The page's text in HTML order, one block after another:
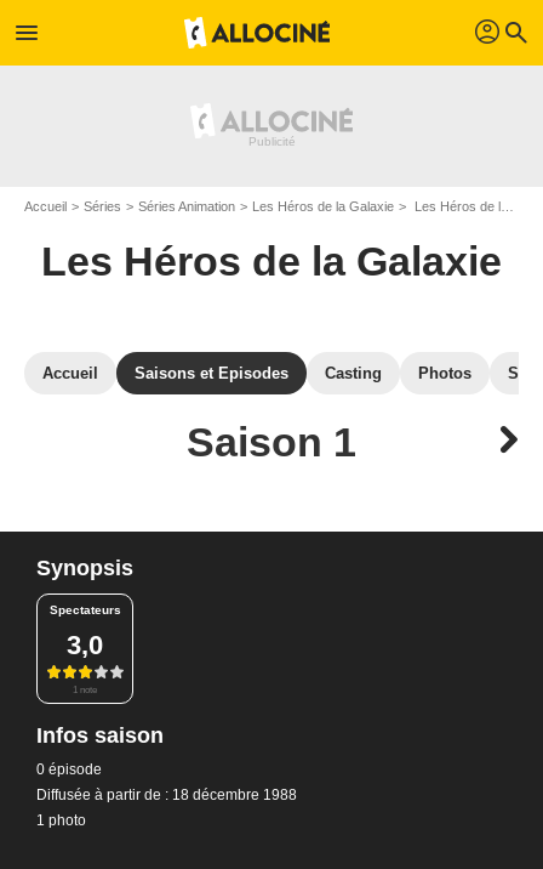
menu profil search
Accueil Séries Séries Animation Les Héros de la Galaxie Les Héros de la Galaxie : Episodes de la saison 1
Les Héros de la Galaxie
Accueil Saisons et Episodes Casting Photos
Saison 1
Synopsis
Spectateurs
3,0
1 note
Infos saison
0 épisode
Diffusée à partir de : 18 décembre 1988
1 photo